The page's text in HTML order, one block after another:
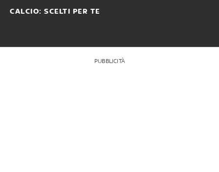
CALCIO: SCELTI PER TE
PUBBLICITÀ